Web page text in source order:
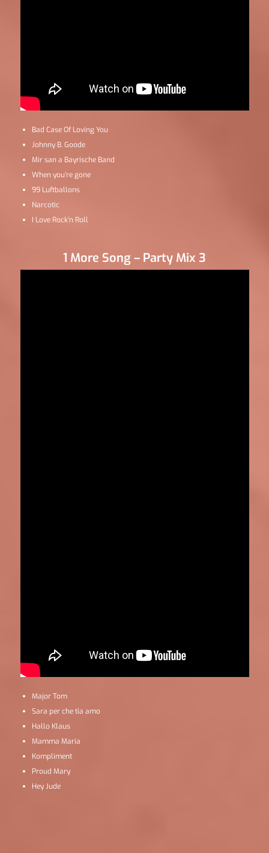
Bad Case Of Loving You
Johnny B. Goode
Mir san a Bayrische Band
When you’re gone
99 Luftballons
Narcotic
I Love Rock’n Roll
1 More Song – Party Mix 3
Major Tom
Sara per che tia amo
Hallo Klaus
Mamma Maria
Kompliment
Proud Mary
Hey Jude